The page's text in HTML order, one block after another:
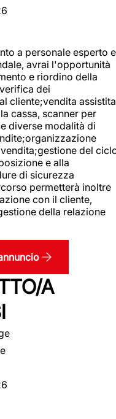
a personale esperto e
avrai l'opportunità
e riordino della
dei
cliente;vendita assistita
cassa, scanner per
diverse modalità di
del
e alla
di sicurezza
permetterà inoltre
con il cliente,
della relazione
A